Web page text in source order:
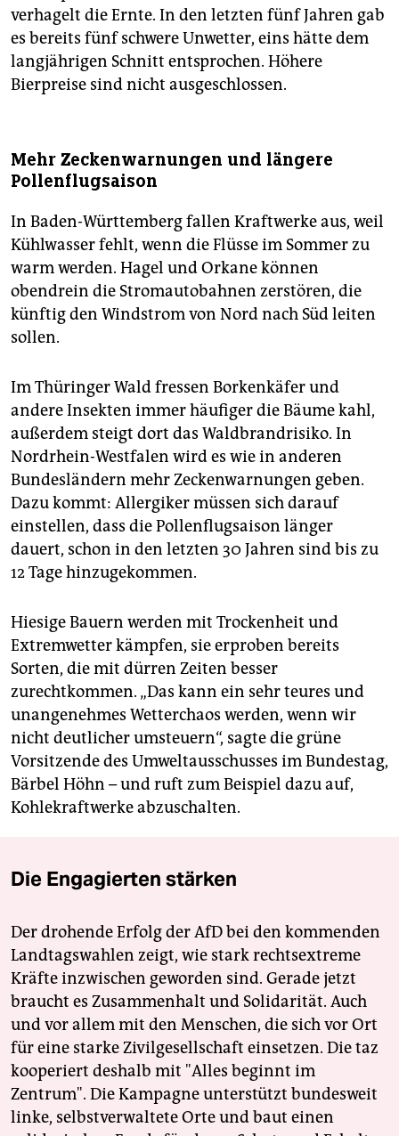
verhagelt die Ernte. In den letzten fünf Jahren gab
es bereits fünf schwere Unwetter, eins hätte dem
langjährigen Schnitt entsprochen. Höhere
Bierpreise sind nicht ausgeschlossen.
Mehr Zeckenwarnungen und längere
Pollenflugsaison
In Baden-Württemberg fallen Kraftwerke aus, weil
Kühlwasser fehlt, wenn die Flüsse im Sommer zu
warm werden. Hagel und Orkane können
obendrein die Stromautobahnen zerstören, die
künftig den Windstrom von Nord nach Süd leiten
sollen.
Im Thüringer Wald fressen Borkenkäfer und
andere Insekten immer häufiger die Bäume kahl,
außerdem steigt dort das Waldbrandrisiko. In
Nordrhein-Westfalen wird es wie in anderen
Bundesländern mehr Zeckenwarnungen geben.
Dazu kommt: Allergiker müssen sich darauf
einstellen, dass die Pollenflugsaison länger
dauert, schon in den letzten 30 Jahren sind bis zu
12 Tage hinzugekommen.
Hiesige Bauern werden mit Trockenheit und
Extremwetter kämpfen, sie erproben bereits
Sorten, die mit dürren Zeiten besser
zurechtkommen. „Das kann ein sehr teures und
unangenehmes Wetterchaos werden, wenn wir
nicht deutlicher umsteuern“, sagte die grüne
Vorsitzende des Umweltausschusses im Bundestag,
Bärbel Höhn – und ruft zum Beispiel dazu auf,
Kohlekraftwerke abzuschalten.
Die Engagierten stärken
Der drohende Erfolg der AfD bei den kommenden
Landtagswahlen zeigt, wie stark rechtsextreme
Kräfte inzwischen geworden sind. Gerade jetzt
braucht es Zusammenhalt und Solidarität. Auch
und vor allem mit den Menschen, die sich vor Ort
für eine starke Zivilgesellschaft einsetzen. Die taz
kooperiert deshalb mit "Alles beginnt im
Zentrum". Die Kampagne unterstützt bundesweit
linke, selbstverwaltete Orte und baut einen